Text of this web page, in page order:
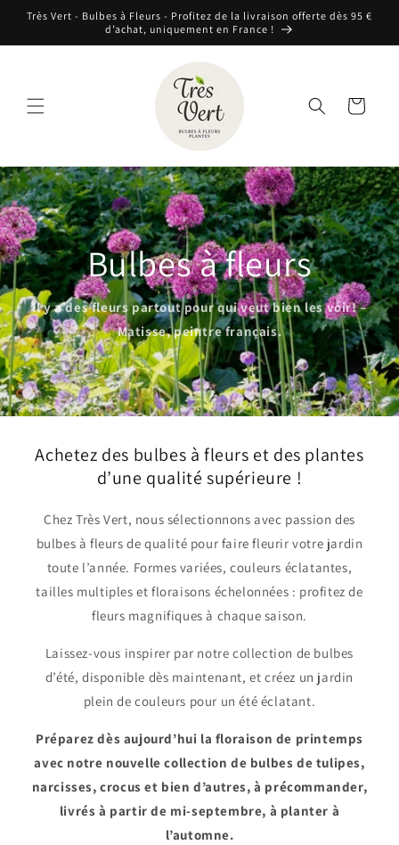
passer
Très Vert - Bulbes à Fleurs - Profitez de la livraison offerte dès 95 €
d’achat, uniquement en France !
Panier
Bulbes à fleurs
Il y a des fleurs partout pour qui veut bien les voir! –
Matisse, peintre français.
Achetez des bulbes à fleurs et des plantes
d’une qualité supérieure !
Chez Très Vert, nous sélectionnons avec passion des
bulbes à fleurs de qualité pour faire fleurir votre jardin
toute l’année. Formes variées, couleurs éclatantes,
tailles multiples et floraisons échelonnées : profitez de
fleurs magnifiques à chaque saison.
Laissez-vous inspirer par notre collection de bulbes
d’été, disponible dès maintenant, et créez un jardin
plein de couleurs pour un été éclatant.
Préparez dès aujourd’hui la floraison de printemps
avec notre nouvelle collection de bulbes de tulipes,
narcisses, crocus et bien d’autres, à précommander,
livrés à partir de mi-septembre, à planter à
l’automne.